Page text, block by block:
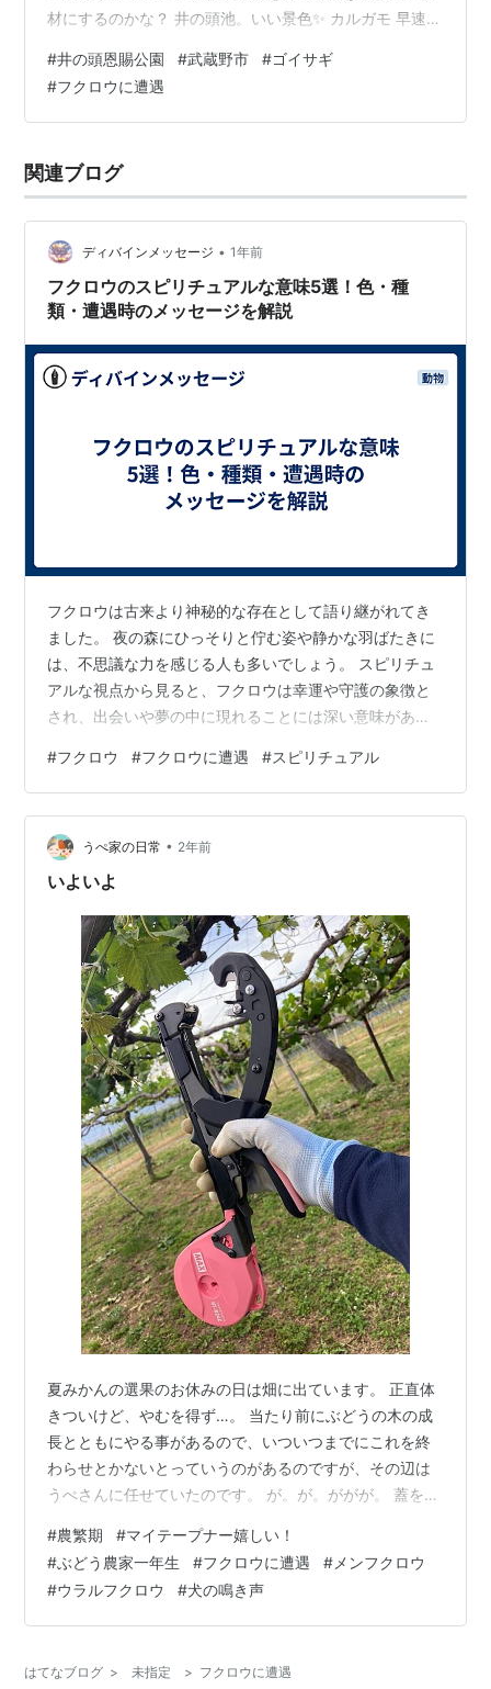
材にするのかな？ 井の頭池。いい景色✨ カルガモ 早速カ
一羽で採餌中 井の頭池にいる生き物の案内 カイツブリの
案内書いてあります 他のところに（写真撮り忘れました
🙏）4月29日に雛が生まれたと書いてありました 訪れた
せん 井の頭公園と言えば野外ステージ 前日の5月5日、
元「たま」の知久…
#井の頭恩賜公園 #武蔵野市 #ゴイサギ
#フクロウに遭遇
関連ブログ
ディバインメッセージ • 1年前
フクロウのスピリチュアルな意味5選！色・種
類・遭遇時のメッセージを解説
フクロウは古来より神秘的な存在として語り継がれてき
ました。 夜の森にひっそりと佇む姿や静かな羽ばたきに
は、不思議な力を感じる人も多いでしょう。 スピリチュ
アルな視点から見ると、フクロウは幸運や守護の象徴と
され、出会いや夢の中に現れることには深い意味がある
ッセージが異なり、白や黒のフクロウには特有の暗示が
込められています。 さらに、羽や置物といった形で私た
ちの暮らしに入り込むこともあり、それぞれが持つ意味
を知ることで日常のヒントを得られるのです。 この記事
では、フクロウのスピリチュアルな意味を5つの側面から
#フクロウ #フクロウに遭遇 #スピリチュアル
うぺ家の日常 • 2年前
いよいよ
夏みかんの選果のお休みの日は畑に出ています。 正直体
きついけど、やむを得ず…。 当たり前にぶどうの木の成
長とともにやる事があるので、いついつまでにこれを終
わらせとかないとっていうのがあるのですが、その辺は
うぺさんに任せていたのです。 が。が。ががが。 蓋を開
ル。 てなわけで休み返上で畑作業しています。ふーう。
摘粒までは週2休みだと思ってたのに〜。もっと余裕をも
って作業計画を立ててほしいものです。ぐちぐち。 誘引
完了！ さて。 てなわけで昨日も誘引をしました。 うぺ
ー！ 自分専用の道具ってのは嬉しい…
#農繁期 #マイテープナー嬉しい！
#ぶどう農家一年生 #フクロウに遭遇 # メンフクロウ
#ウラルフクロウ #犬の鳴き声
はてなブログ > 未指定 > フクロウに遭遇